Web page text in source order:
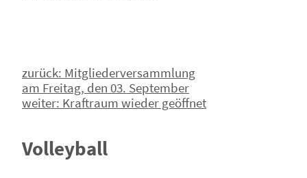
Beitragsnavigation
zurück: Mitgliederversammlung
am Freitag, den 03. September
weiter: Kraftraum wieder geöffnet
Volleyball